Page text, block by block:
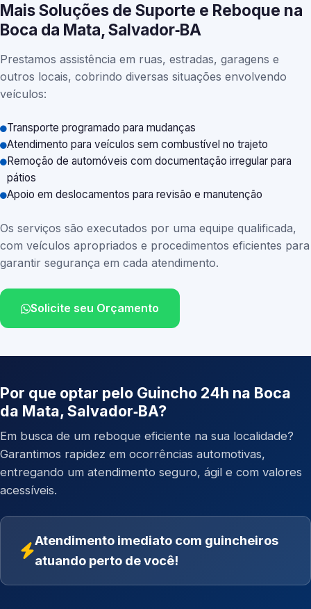
Mais Soluções de Suporte e Reboque na
Boca da Mata, Salvador‑BA
Prestamos assistência em ruas, estradas, garagens e
outros locais, cobrindo diversas situações envolvendo
veículos:
Transporte programado para mudanças
Atendimento para veículos sem combustível no trajeto
Remoção de automóveis com documentação irregular para
pátios
Apoio em deslocamentos para revisão e manutenção
Os serviços são executados por uma equipe qualificada,
com veículos apropriados e procedimentos eficientes para
garantir segurança em cada atendimento.
Solicite seu Orçamento
Por que optar pelo Guincho 24h na Boca
da Mata, Salvador‑BA?
Em busca de um reboque eficiente na sua localidade?
Garantimos rapidez em ocorrências automotivas,
entregando um atendimento seguro, ágil e com valores
acessíveis.
Atendimento imediato com guincheiros
atuando perto de você!